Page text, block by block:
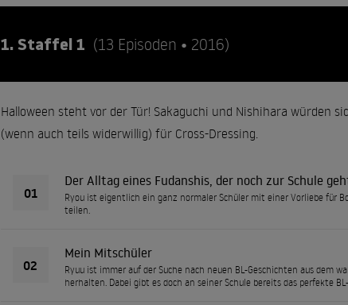
1. Staffel 1 (13 Episoden • 2016)
Halloween steht vor der Tür! Sakaguchi und Nishihara würden
(wenn auch teils widerwillig) für Cross-Dressing.
01
Der Alltag eines Fudanshis, der noch zur Schule
Ryou ist eigentlich ein ganz normaler Schüler mit einer Vorliebe für
teilen.
02
Mein Mitschüler
Ryuu ist immer auf der Suche nach neuen BL-Geschichten aus dem
herhalten. Dabei gibt es doch an seiner Schule bereits das perfekte BL-